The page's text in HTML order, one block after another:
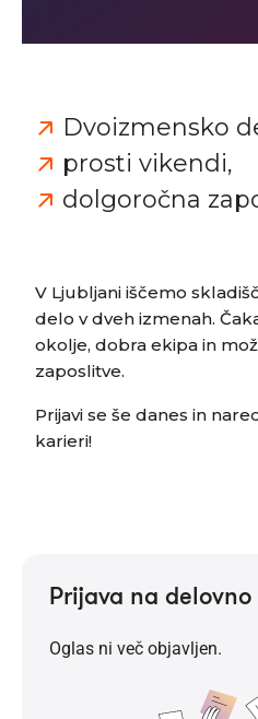
Prijava na
Oglas ni več objavljen.